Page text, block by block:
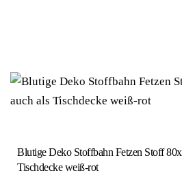
Blutige Deko Stoffbahn Fetzen Stoff
Tischdecke weiß-rot